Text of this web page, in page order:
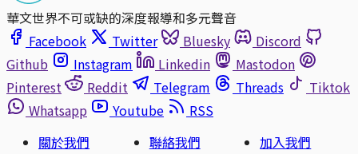
華文世界不可或缺的深度報導和多元聲音
Facebook
Twitter Bluesky
Discord
Github
Instagram Linkedin
Mastodon
Pinterest
Reddit Telegram Threads
Tiktok
Whatsapp
Youtube
RSS
關於我們
聯絡我們
加入我們